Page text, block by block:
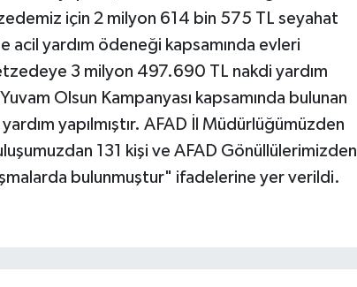
için 2 milyon 614 bin 575 TL seyahat
acil yardım ödeneği kapsamında evleri
3 milyon 497.690 TL nakdi yardım
Olsun Kampanyası kapsamında bulunan
yapılmıştır. AFAD İl Müdürlüğümüzden
131 kişi ve AFAD Gönüllülerimizden
bulunmuştur" ifadelerine yer verildi.